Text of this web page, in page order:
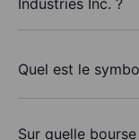
Industries Inc. ?
Quel est le
Sur quelle